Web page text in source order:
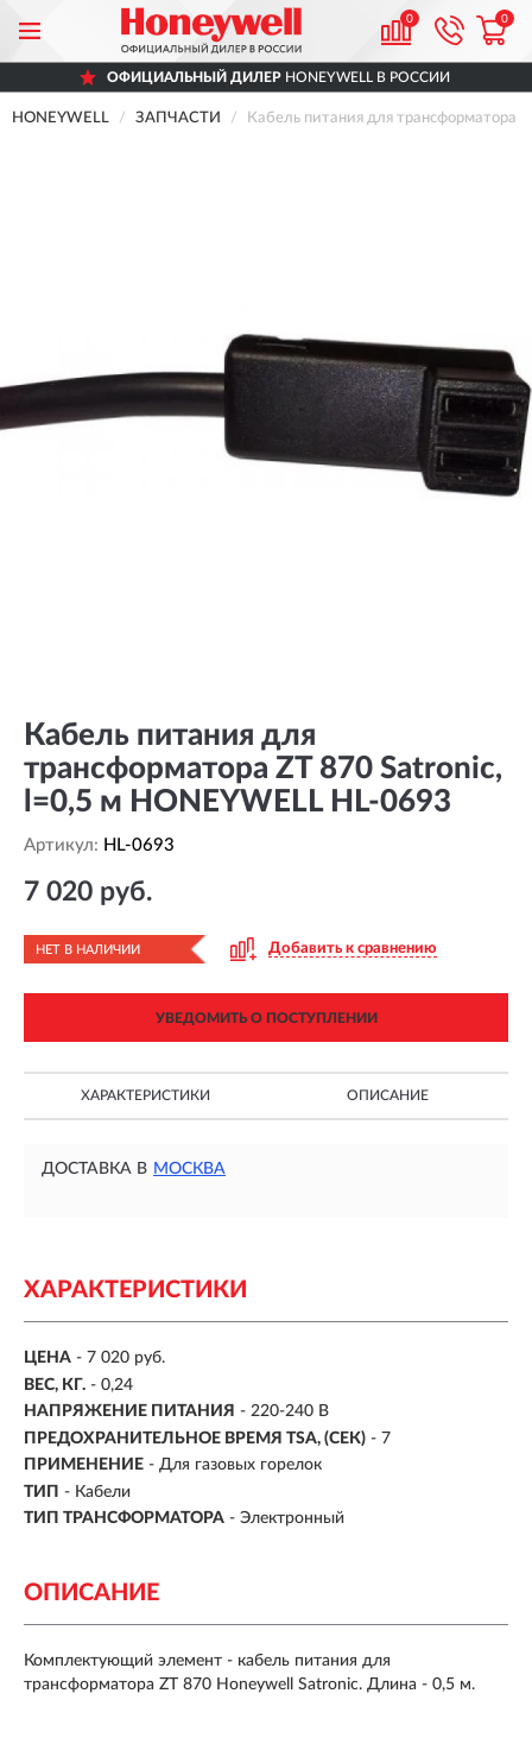
0 0
ОФИЦИАЛЬНЫЙ ДИЛЕР HONEYWELL В РОССИИ
HONEYWELL ЗАПЧАСТИ Кабель питания для трансформатора
Кабель питания для
трансформатора ZT 870 Satronic,
l=0,5 м HONEYWELL HL-0693
Артикул: HL-0693
7 020 руб.
НЕТ В НАЛИЧИИ Добавить к сравнению
УВЕДОМИТЬ О ПОСТУПЛЕНИИ
ХАРАКТЕРИСТИКИ ОПИСАНИЕ
ДОСТАВКА В МОСКВА
ХАРАКТЕРИСТИКИ
ЦЕНА - 7 020 руб.
ВЕС, КГ. - 0,24
НАПРЯЖЕНИЕ ПИТАНИЯ - 220-240 В
ПРЕДОХРАНИТЕЛЬНОЕ ВРЕМЯ TSA, (СЕК) - 7
ПРИМЕНЕНИЕ - Для газовых горелок
ТИП - Кабели
ТИП ТРАНСФОРМАТОРА - Электронный
ОПИСАНИЕ
Комплектующий элемент - кабель питания для
трансформатора ZT 870 Honeywell Satronic. Длина - 0,5 м.